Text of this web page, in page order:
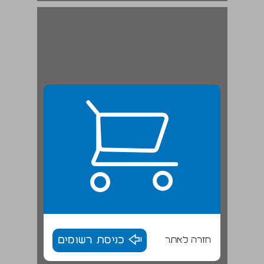
חזרה לאתר כניסת רשומים